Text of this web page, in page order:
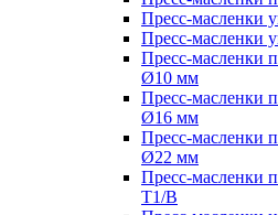
Пресс-масленки
Пресс-масленки
Пресс-масленки
Ø10 мм
Пресс-масленки
Ø16 мм
Пресс-масленки
Ø22 мм
Пресс-масленки
T1/B